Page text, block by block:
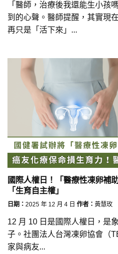
「醫師，治療後我還能生小孩
到的心聲。醫師提醒，其實現
再只是「活下來」...
國際人權日！「醫療性凍卵補
「生育自主權」
日期： 2025 年 12 月 4 日 作者： 黃慧玫
12 月 10 日是國際人權日，是
子。社團法人台灣凍卵協會（
家與病友...